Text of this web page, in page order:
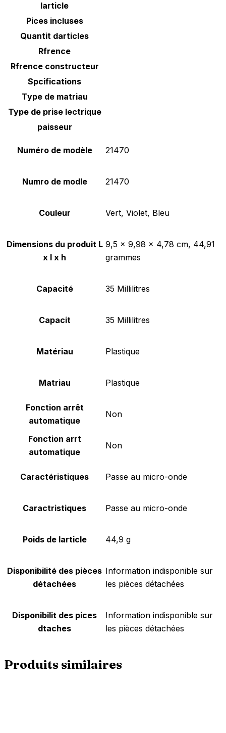
larticle
Pices incluses
Quantit darticles
Rfrence
Rfrence constructeur
Spcifications
Type de matriau
Type de prise lectrique
paisseur
Numéro de modèle ‎21470
Numro de modle ‎21470
Couleur ‎Vert, Violet, Bleu
Dimensions du produit L
x l x h
‎9,5 x 9,98 x 4,78 cm, 44,91
grammes
Capacité ‎35 Millilitres
Capacit ‎35 Millilitres
Matériau ‎Plastique
Matriau ‎Plastique
Fonction arrêt
automatique
‎Non
Fonction arrt
automatique
‎Non
Caractéristiques ‎Passe au micro-onde
Caractristiques ‎Passe au micro-onde
Poids de larticle ‎44,9 g
Disponibilité des pièces
détachées
‎Information indisponible sur
les pièces détachées
Disponibilit des pices
dtaches
‎Information indisponible sur
les pièces détachées
Produits similaires